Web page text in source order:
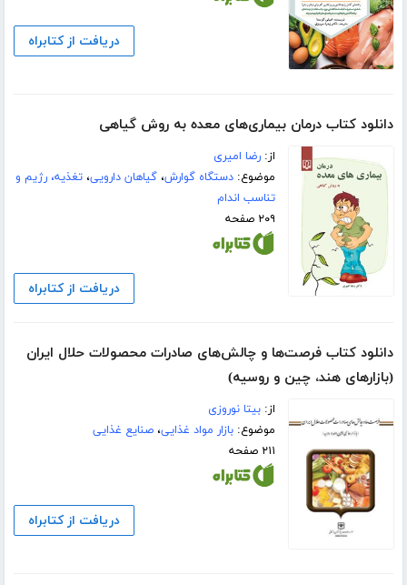
دریافت از کتابراه
دانلود کتاب درمان بیماری‌های معده به روش گیاهی
از:رضا امیری
موضوع:دستگاه گوارش،گیاهان دارویی،تغذیه، رژیم و
تناسب اندام
۲۰۹ صفحه
دریافت از کتابراه
دانلود کتاب فرصت‌ها و چالش‌های صادرات محصولات حلال ایران
(بازارهای هند، چین و روسیه)
از:بیتا نوروزی
موضوع:بازار مواد غذایی،صنایع غذایی
۲۱۱ صفحه
دریافت از کتابراه